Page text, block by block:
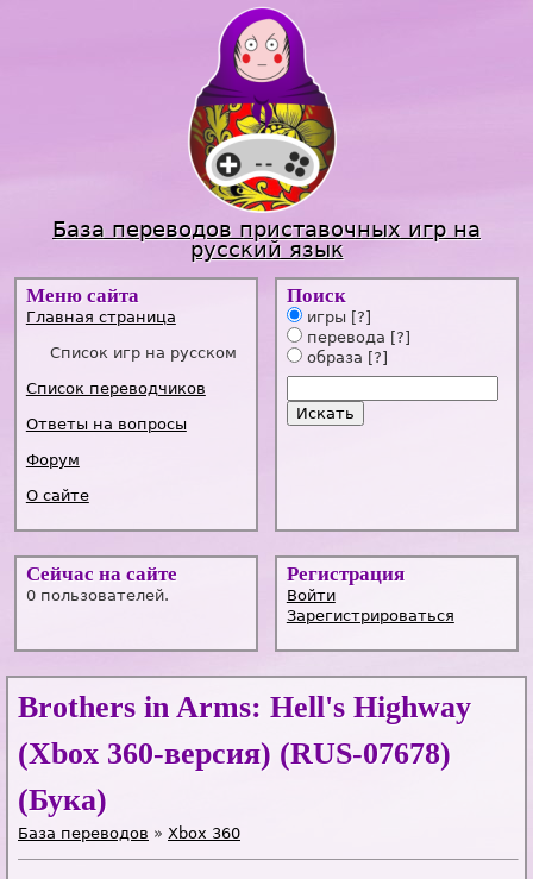
Jump to navigation
База переводов приставочных игр на
русский язык
Меню сайта
Главная страница
Список игр на русском
Список переводчиков
Ответы на вопросы
Форум
О сайте
Поиск
игры [?]
перевода [?]
образа [?]
Сейчас на сайте
0 пользователей.
Регистрация
Войти
Зарегистрироваться
Brothers in Arms: Hell's Highway
(Xbox 360-версия) (RUS-07678)
(Бука)
База переводов » Xbox 360